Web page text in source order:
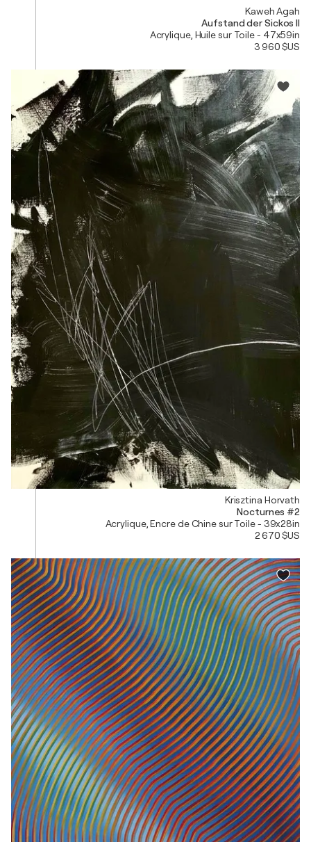
Kaweh Agah
Aufstand der Sickos II
Acrylique, Huile sur Toile - 47x59in
3 960 $US
Krisztina Horvath
Nocturnes #2
Acrylique, Encre de Chine sur Toile - 39x28in
2 670 $US